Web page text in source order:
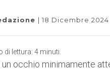
18 Dicembre 2024
di lettura: 4 minuti.
un occhio minimamente